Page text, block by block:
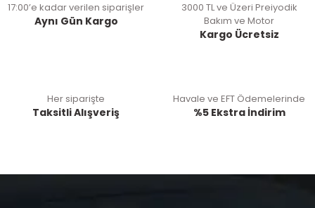
17:00’e kadar verilen siparişler
Aynı Gün Kargo
3000 TL ve Üzeri Preiyodik
Bakım ve Motor
Kargo Ücretsiz
Her siparişte
Taksitli Alışveriş
Havale ve EFT Ödemelerinde
%5 Ekstra İndirim